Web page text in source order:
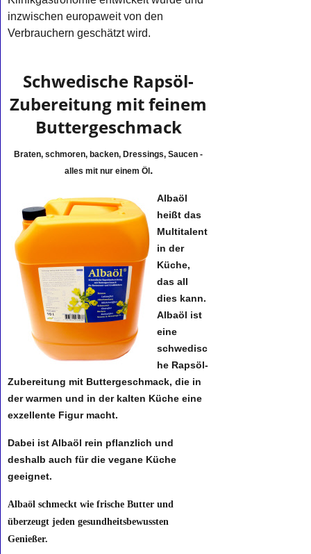
inzwischen europaweit von den
Verbrauchern geschätzt wird.
Schwedische Rapsöl-
Zubereitung mit feinem
Buttergeschmack
Braten, schmoren, backen, Dressings, Saucen -
alles mit nur einem Öl.
Albaöl
heißt das
Multitalent
in der
Küche,
das all
dies kann.
Albaöl ist
eine
schwedisc
he Rapsöl-
Zubereitung mit Buttergeschmack, die in
der warmen und in der kalten Küche eine
exzellente Figur macht.
Dabei ist Albaöl rein pflanzlich und
deshalb auch für die vegane Küche
geeignet.
Albaöl schmeckt wie frische Butter und
überzeugt jeden gesundheitsbewussten
Genießer.